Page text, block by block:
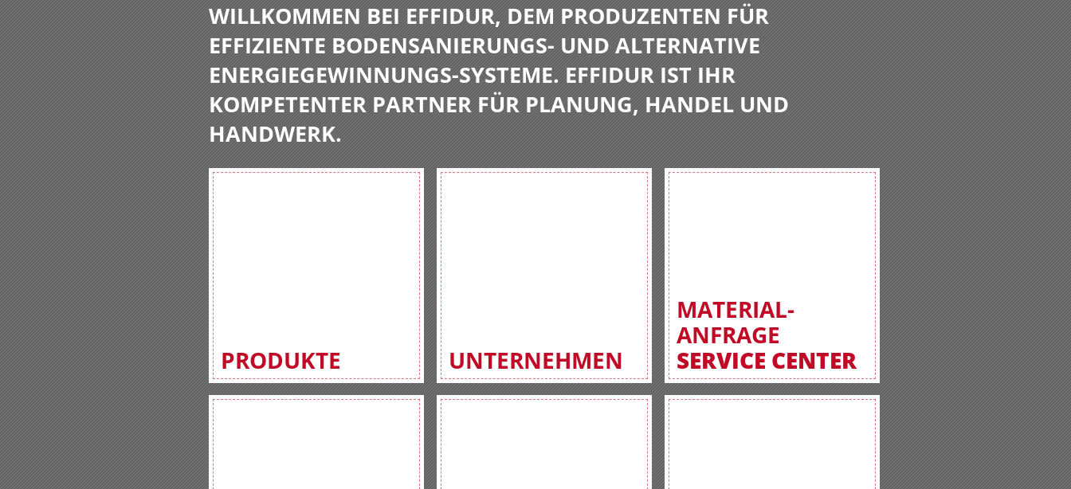
WILLKOMMEN BEI EFFIDUR, DEM PRODUZENTEN FÜR
EFFIZIENTE BODENSANIERUNGS- UND ALTERNATIVE
ENERGIEGEWINNUNGS-SYSTEME. EFFIDUR IST IHR
KOMPETENTER PARTNER FÜR PLANUNG, HANDEL UND
HANDWERK.
PRODUKTE UNTERNEHMEN
MATERIAL-
ANFRAGE
SERVICE CENTER